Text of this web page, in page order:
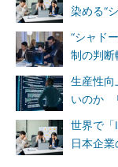
染める“
“シャド
制の判断
生産性向
いのか
世界で
日本企業